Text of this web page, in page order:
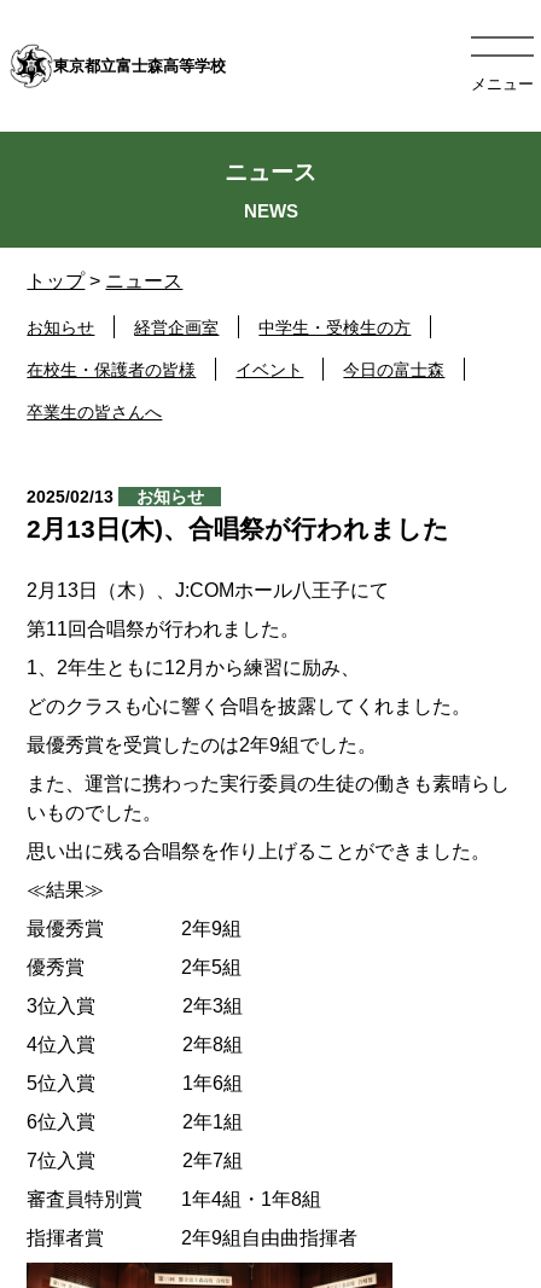
東京都立富士森高等学校
メニュー
トップ> ニュース
ニュース
お知らせ 経営企画室 中学生・受検生の方
在校生・保護者の皆様 イベント 今日の富士森
卒業生の皆さんへ
2025/02/13 お知らせ
2月13日(木)、合唱祭が行われました
2月13日（木）、J:COMホール八王子にて
第11回合唱祭が行われました。
1、2年生ともに12月から練習に励み、
どのクラスも心に響く合唱を披露してくれました。
最優秀賞を受賞したのは2年9組でした 。
また、運営に携わった実行委員の生徒の働きも素晴らし
いものでした。
思い出に残る合唱祭を作り上げることができました。
≪結果≫
最優秀賞 2年9組
優秀賞 2年5組
3位入賞 2年3組
4位入賞 2年8組
5位入賞 1年6組
6位入賞 2年1組
7位入賞 2年7組
審査員特別賞 1年4組・1年8組
指揮者賞 2年9組自由曲指揮者